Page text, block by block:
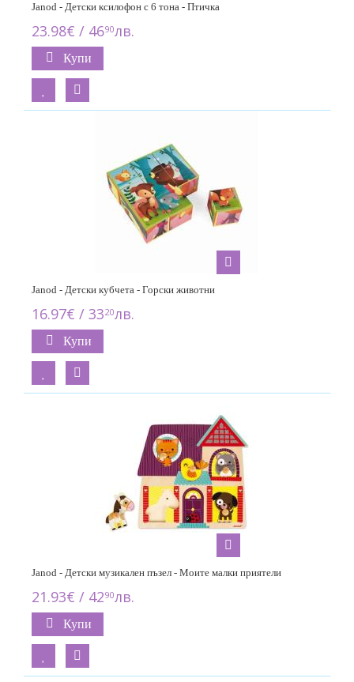
Janod - Детски ксилофон с 6 тона - Птичка
23.98€ / 4690лв.
Купи
Janod - Детски кубчета - Горски животни
16.97€ / 3320лв.
Купи
Janod - Детски музикален пъзел - Моите малки приятели
21.93€ / 4290лв.
Купи